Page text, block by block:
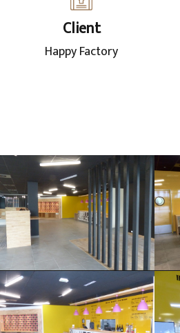
Client
Happy Factory